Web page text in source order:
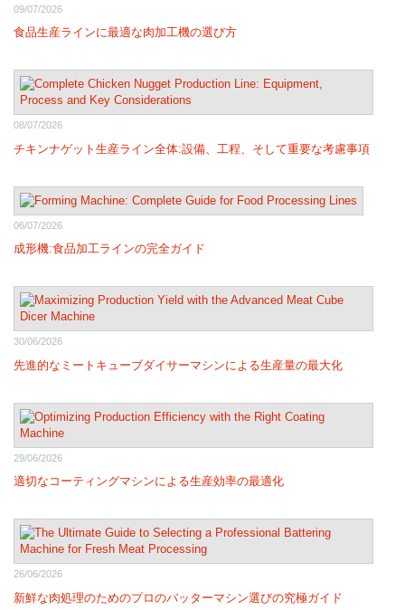
09/07/2026
食品生産ラインに最適な肉加工機の選び方
08/07/2026
チキンナゲット生産ライン全体:設備、工程、そして重要な考慮事項
06/07/2026
成形機:食品加工ラインの完全ガイド
30/06/2026
先進的なミートキューブダイサーマシンによる生産量の最大化
29/06/2026
適切なコーティングマシンによる生産効率の最適化
26/06/2026
新鮮な肉処理のためのプロのバッターマシン選びの究極ガイド